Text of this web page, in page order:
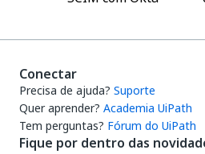
Conectar
Precisa de ajuda? Suporte
Quer aprender? Academia UiPath
Tem perguntas? Fórum do UiPath
Fique por dentro das